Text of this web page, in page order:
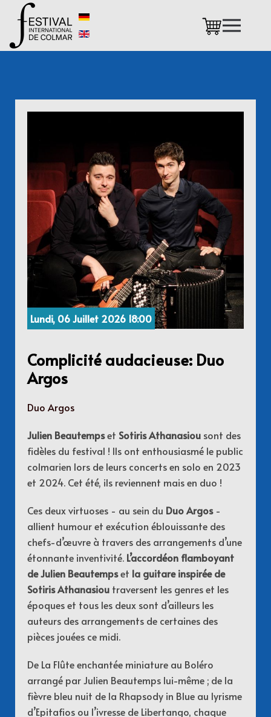
Accéder au contenu principal
Lundi, 06 Juillet 2026 18:00
Complicité audacieuse: Duo
Argos
Duo Argos
Julien Beautempset Sotiris Athanasiou sont des
fidèles du festival ! Ils ont enthousiasmé le public
colmarien lors de leurs concerts en solo en 2023
et 2024. Cet été, ils reviennent mais en duo !
Ces deux virtuoses - au sein du Duo Argos-
allient humour et exécution éblouissante des
chefs-d’œuvre à travers des arrangements d’une
étonnante inventivité. L’accordéon flamboyant
de Julien Beautempset la guitare inspirée de
Sotiris Athanasiou traversent les genres et les
époques et tous les deux sont d’ailleurs les
auteurs des arrangements de certaines des
pièces jouées ce midi.
De La Flûte enchantée miniature au Boléro
arrangé par Julien Beautemps lui-même ; de la
fièvre bleu nuit de la Rhapsody in Blue au lyrisme
d’Epitafios ou l’ivresse de Libertango, chaque